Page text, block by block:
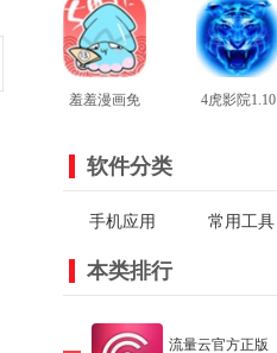
羞羞漫画免
4虎影院1.10
软件分类
手机应用 常用工具
本类排行
流量云官方正版